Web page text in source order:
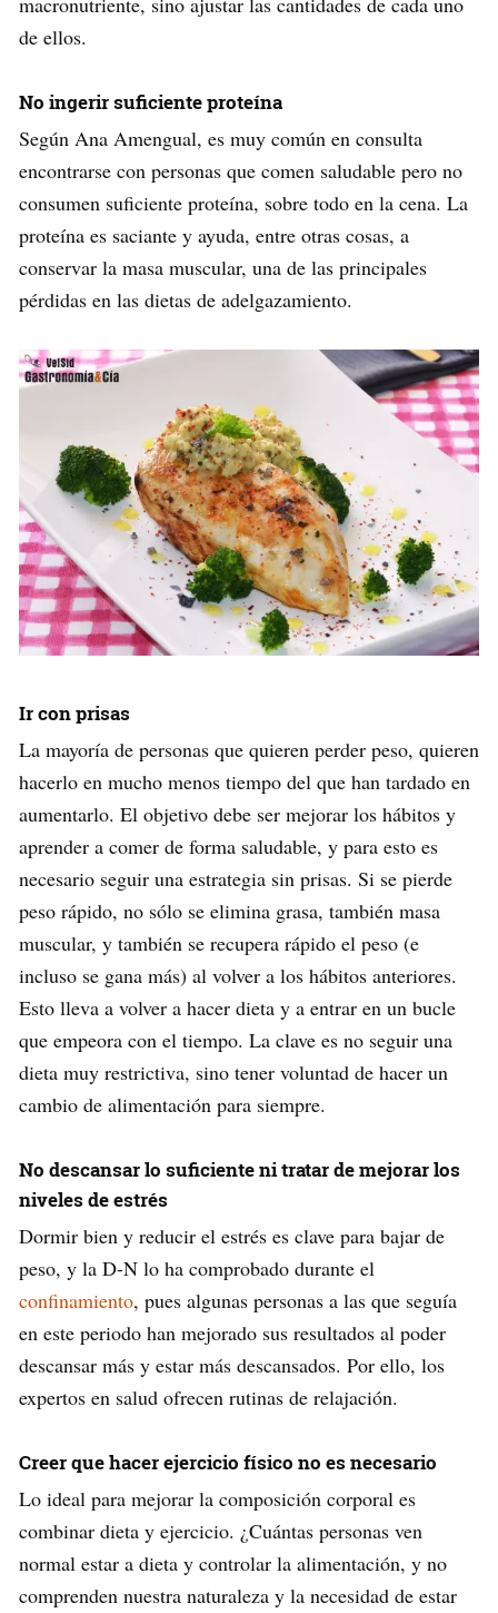
de ellos.
No ingerir suficiente proteína
Según Ana Amengual, es muy común en consulta
encontrarse con personas que comen saludable pero no
consumen suficiente proteína, sobre todo en la cena. La
proteína es saciante y ayuda, entre otras cosas, a
conservar la masa muscular, una de las principales
pérdidas en las dietas de adelgazamiento.
Ir con prisas
La mayoría de personas que quieren perder peso, quieren
hacerlo en mucho menos tiempo del que han tardado en
aumentarlo. El objetivo debe ser mejorar los hábitos y
aprender a comer de forma saludable, y para esto es
necesario seguir una estrategia sin prisas. Si se pierde
peso rápido, no sólo se elimina grasa, también masa
muscular, y también se recupera rápido el peso (e
incluso se gana más) al volver a los hábitos anteriores.
Esto lleva a volver a hacer dieta y a entrar en un bucle
que empeora con el tiempo. La clave es no seguir una
dieta muy restrictiva, sino tener voluntad de hacer un
cambio de alimentación para siempre.
No descansar lo suficiente ni tratar de mejorar los
niveles de estrés
Dormir bien y reducir el estrés es clave para bajar de
peso, y la D-N lo ha comprobado durante el
confinamiento, pues algunas personas a las que seguía
en este periodo han mejorado sus resultados al poder
descansar más y estar más descansados. Por ello, los
expertos en salud ofrecen rutinas de relajación.
Creer que hacer ejercicio físico no es necesario
Lo ideal para mejorar la composición corporal es
combinar dieta y ejercicio. ¿Cuántas personas ven
normal estar a dieta y controlar la alimentación, y no
comprenden nuestra naturaleza y la necesidad de estar